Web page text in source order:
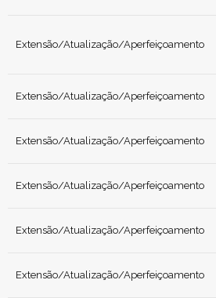
Extensão/Atualização/Aperfeiçoamento
Extensão/Atualização/Aperfeiçoamento
Extensão/Atualização/Aperfeiçoamento
Extensão/Atualização/Aperfeiçoamento
Extensão/Atualização/Aperfeiçoamento
Extensão/Atualização/Aperfeiçoamento